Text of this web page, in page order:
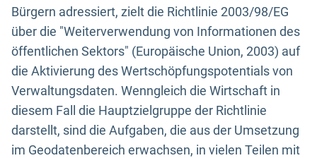
Bürgern adressiert, zielt die Richtlinie 2003/98/EG
über die "Weiterverwendung von Informationen des
öffentlichen Sektors" (Europäische Union, 2003) auf
die Aktivierung des Wertschöpfungspotentials von
Verwaltungsdaten. Wenngleich die Wirtschaft in
diesem Fall die Hauptzielgruppe der Richtlinie
darstellt, sind die Aufgaben, die aus der Umsetzung
im Geodatenbereich erwachsen, in vielen Teilen mit